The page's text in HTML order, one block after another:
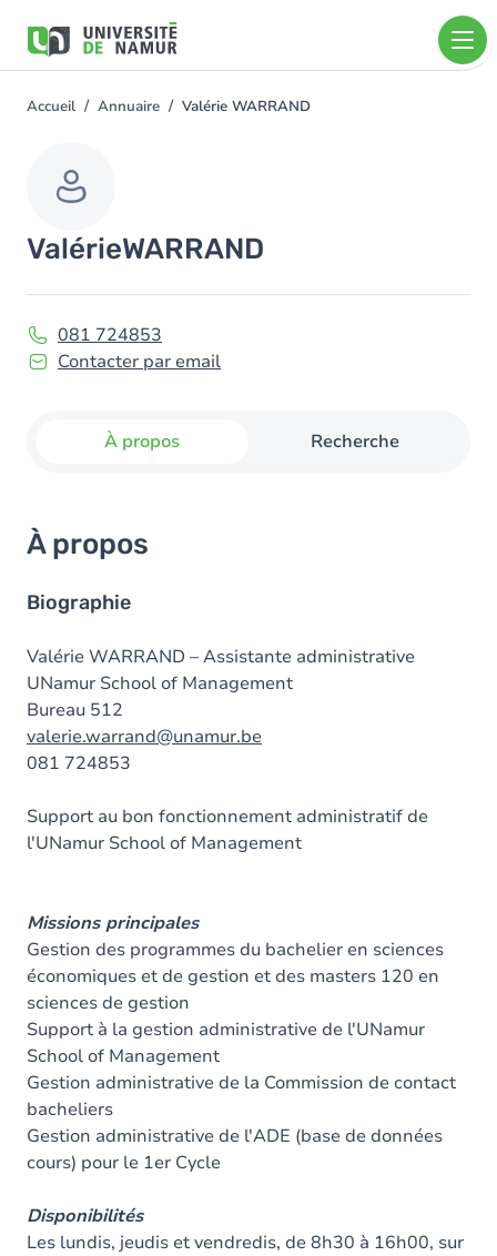
contenu
You
Accueil Annuaire Valérie WARRAND
ValérieWARRAND
081 724853
Contacter par email
À propos Recherche
À propos
Biographie
Valérie WARRAND – Assistante administrative
UNamur School of Management
Bureau 512
valerie.warrand@unamur.be
081 724853
Support au bon fonctionnement administratif de
l'UNamur School of Management
Missions principales
Gestion des programmes du bachelier en sciences
économiques et de gestion et des masters 120 en
sciences de gestion
Support à la gestion administrative de l'UNamur
School of Management
Gestion administrative de la Commission de contact
bacheliers
Gestion administrative de l'ADE (base de données
cours) pour le 1er Cycle
Disponibilités
Les lundis, jeudis et vendredis, de 8h30 à 16h00, sur